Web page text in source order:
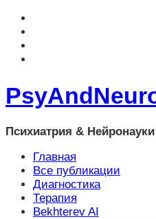
Психиатрия & Нейронауки
Главная
Все публикации
Диагностика
Терапия
Bekhterev AI